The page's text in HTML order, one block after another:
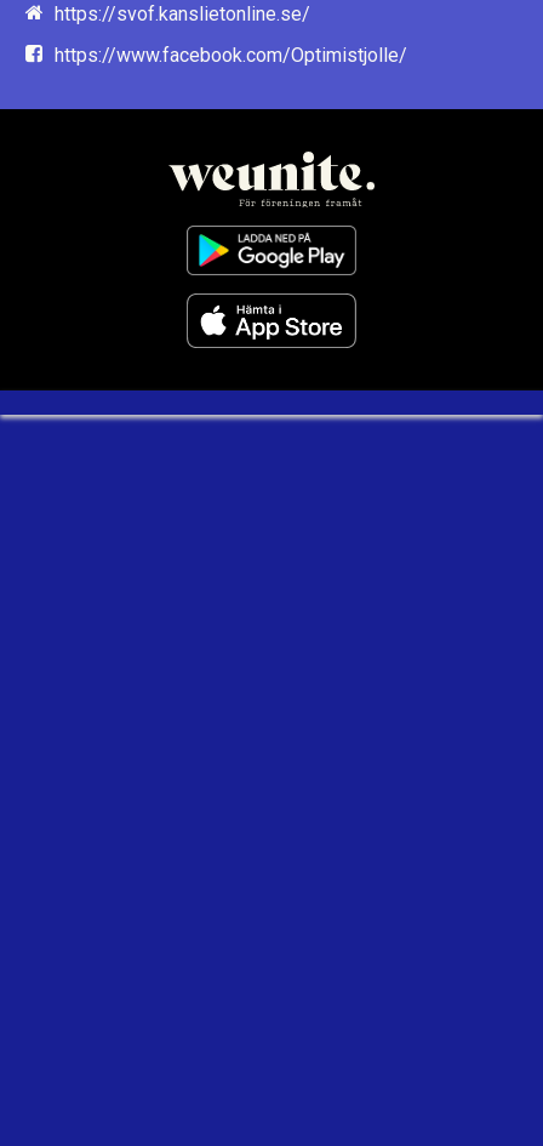
https://svof.kanslietonline.se/
https://www.facebook.com/Optimistjolle/